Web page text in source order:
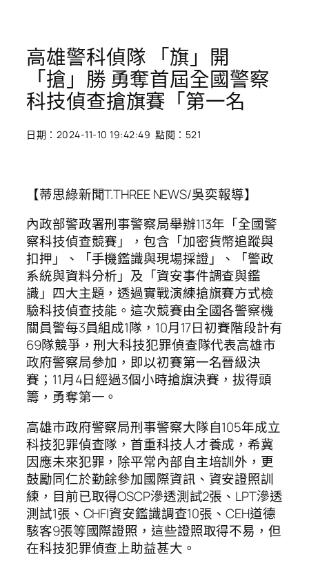
高雄警科偵隊 「旗」開
「搶」勝 勇奪首屆全國警察
科技偵查搶旗賽「第一名
日期：2024-11-10 19:42:49 點閱：521
【蒂思綠新聞T.THREE NEWS/吳奕報導】
內政部警政署刑事警察局舉辦113年「全國警
察科技偵查競賽」，包含「加密貨幣追蹤與
扣押」、「手機鑑識與現場採證」、「警政
系統與資料分析」及「資安事件調查與鑑
識」四大主題，透過實戰演練搶旗賽方式檢
驗科技偵查技能。這次競賽由全國各警察機
關員警每3員組成1隊，10月17日初賽階段計有
69隊競爭，刑大科技犯罪偵查隊代表高雄市
政府警察局參加，即以初賽第一名晉級決
賽；11月4日經過3個小時搶旗決賽，拔得頭
籌，勇奪第一。
高雄市政府警察局刑事警察大隊自105年成立
科技犯罪偵查隊，首重科技人才養成，希冀
因應未來犯罪，除平常內部自主培訓外，更
鼓勵同仁於勤餘參加國際資訊、資安證照訓
練，目前已取得OSCP滲透測試2張、LPT滲透
測試1張、CHFI資安鑑識調查10張、CEH道德
駭客9張等國際證照，這些證照取得不易，但
在科技犯罪偵查上助益甚大。